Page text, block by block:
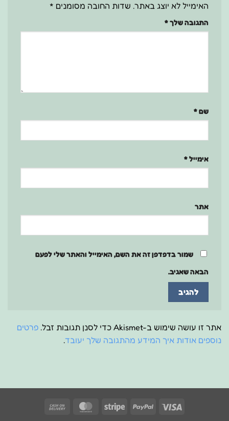
האימייל לא יוצג באתר. שדות החובה מסומנים *
התגובה שלך*
שם*
אימייל*
אתר
שמור בדפדפן זה את השם, האימייל והאתר שלי לפעם
הבאה שאגיב.
אתר זו עושה שימוש ב-Akismet כדי לסנן תגובות זבל.
פרטים
נוספים אודות איך המידע מהתגובה שלך יעובד.
Visa
PayPal
Stripe
MasterCard